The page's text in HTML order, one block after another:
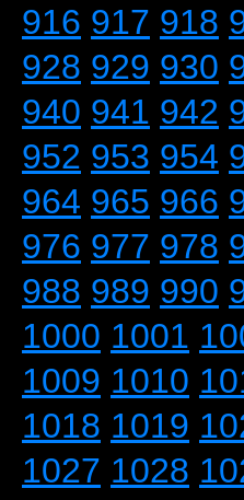
916 917 918
928 929 930
940 941 942
952 953 954
964 965 966
976 977 978
988 989 990
1000 1001
1009 1010
1018 1019
1027 1028